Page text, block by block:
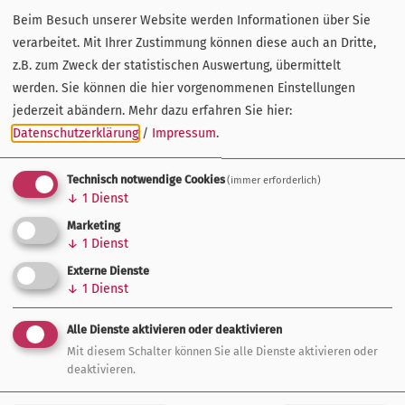
Auch in diesem Jahr wurden wieder regional engagierte
Unternehmen aus der Fränkischen Schweiz mit dem Preis
derTourismusKroneausgezeichnet.
Die beiden diesjährigen Preisträger wurden am 4. Oktober
2022 im Schlosshotel Betzenstein gekürt. In der Kategorie
auszeichnet, ging die TourismusKrone an das Gästehaus
Luisenhof. Familie Niebuhr hat mit viel Mut und einer Vision
eine Scheune und zugehörige baufällige Gebäude renoviert
und in ein luxuriöses Feriendomizil umgebaut. Außerdem
hat das Gästehaus mit Regionalität und vielen nachhaltigen
Ansätzen bei der Jury gepunktet.
Die Discgolf Schule von "Leinen Los" aus Gößweinstein
erhielt die TourismusKrone in der Kategorie
Beim Besuch unserer Website werden Informationen über Sie
verarbeitet. Mit Ihrer Zustimmung können diese auch an Dritte,
z.B. zum Zweck der statistischen Auswertung, übermittelt
werden. Sie können die hier vorgenommenen Einstellungen
jederzeit abändern. Mehr dazu erfahren Sie hier:
Datenschutzerklärung / Impressum.
Technisch notwendige Cookies(immer erforderlich)
↓ 1 Dienst
Marketing
↓ 1 Dienst
Externe Dienste
↓ 1 Dienst
Alle Dienste aktivieren oder deaktivieren
Mit diesem Schalter können Sie alle Dienste aktivieren oder
deaktivieren.